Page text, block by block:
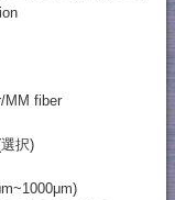
MM fiber
択)